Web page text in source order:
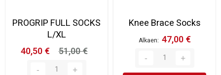
PROGRIP FULL SOCKS
L/XL
40,50 €
51,00 €
Knee Brace Socks
Alkaen 47,00 €